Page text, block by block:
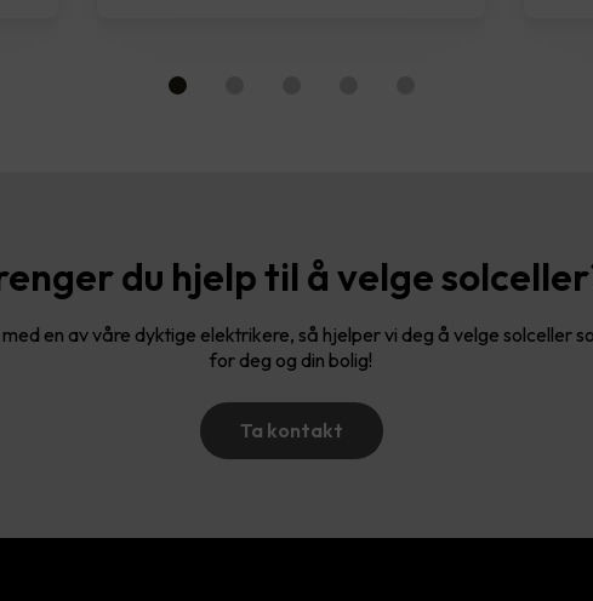
du hjelp til å velge
en av våre dyktige elektrikere, så hjelper vi deg å velge solceller
for deg og din bolig!
Ta kontakt